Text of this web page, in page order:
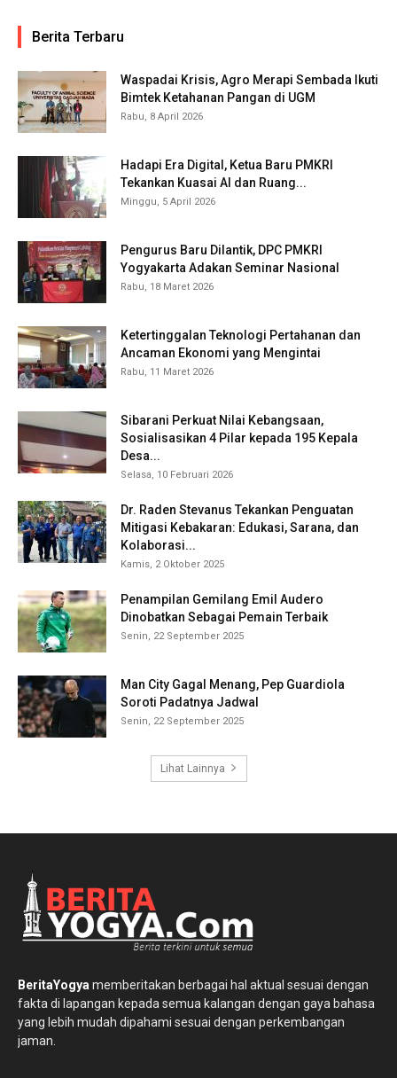
Berita Terbaru
Waspadai Krisis, Agro Merapi Sembada Ikuti
Bimtek Ketahanan Pangan di UGM
Rabu, 8 April 2026
Hadapi Era Digital, Ketua Baru PMKRI
Tekankan Kuasai AI dan Ruang...
Minggu, 5 April 2026
Pengurus Baru Dilantik, DPC PMKRI
Yogyakarta Adakan Seminar Nasional
Rabu, 18 Maret 2026
Ketertinggalan Teknologi Pertahanan dan
Ancaman Ekonomi yang Mengintai
Rabu, 11 Maret 2026
Sibarani Perkuat Nilai Kebangsaan,
Sosialisasikan 4 Pilar kepada 195 Kepala
Desa...
Selasa, 10 Februari 2026
Dr. Raden Stevanus Tekankan Penguatan
Mitigasi Kebakaran: Edukasi, Sarana, dan
Kolaborasi...
Kamis, 2 Oktober 2025
Penampilan Gemilang Emil Audero
Dinobatkan Sebagai Pemain Terbaik
Senin, 22 September 2025
Man City Gagal Menang, Pep Guardiola
Soroti Padatnya Jadwal
Senin, 22 September 2025
Lihat Lainnya
BeritaYogya memberitakan berbagai hal aktual sesuai dengan
fakta di lapangan kepada semua kalangan dengan gaya bahasa
yang lebih mudah dipahami sesuai dengan perkembangan
jaman.